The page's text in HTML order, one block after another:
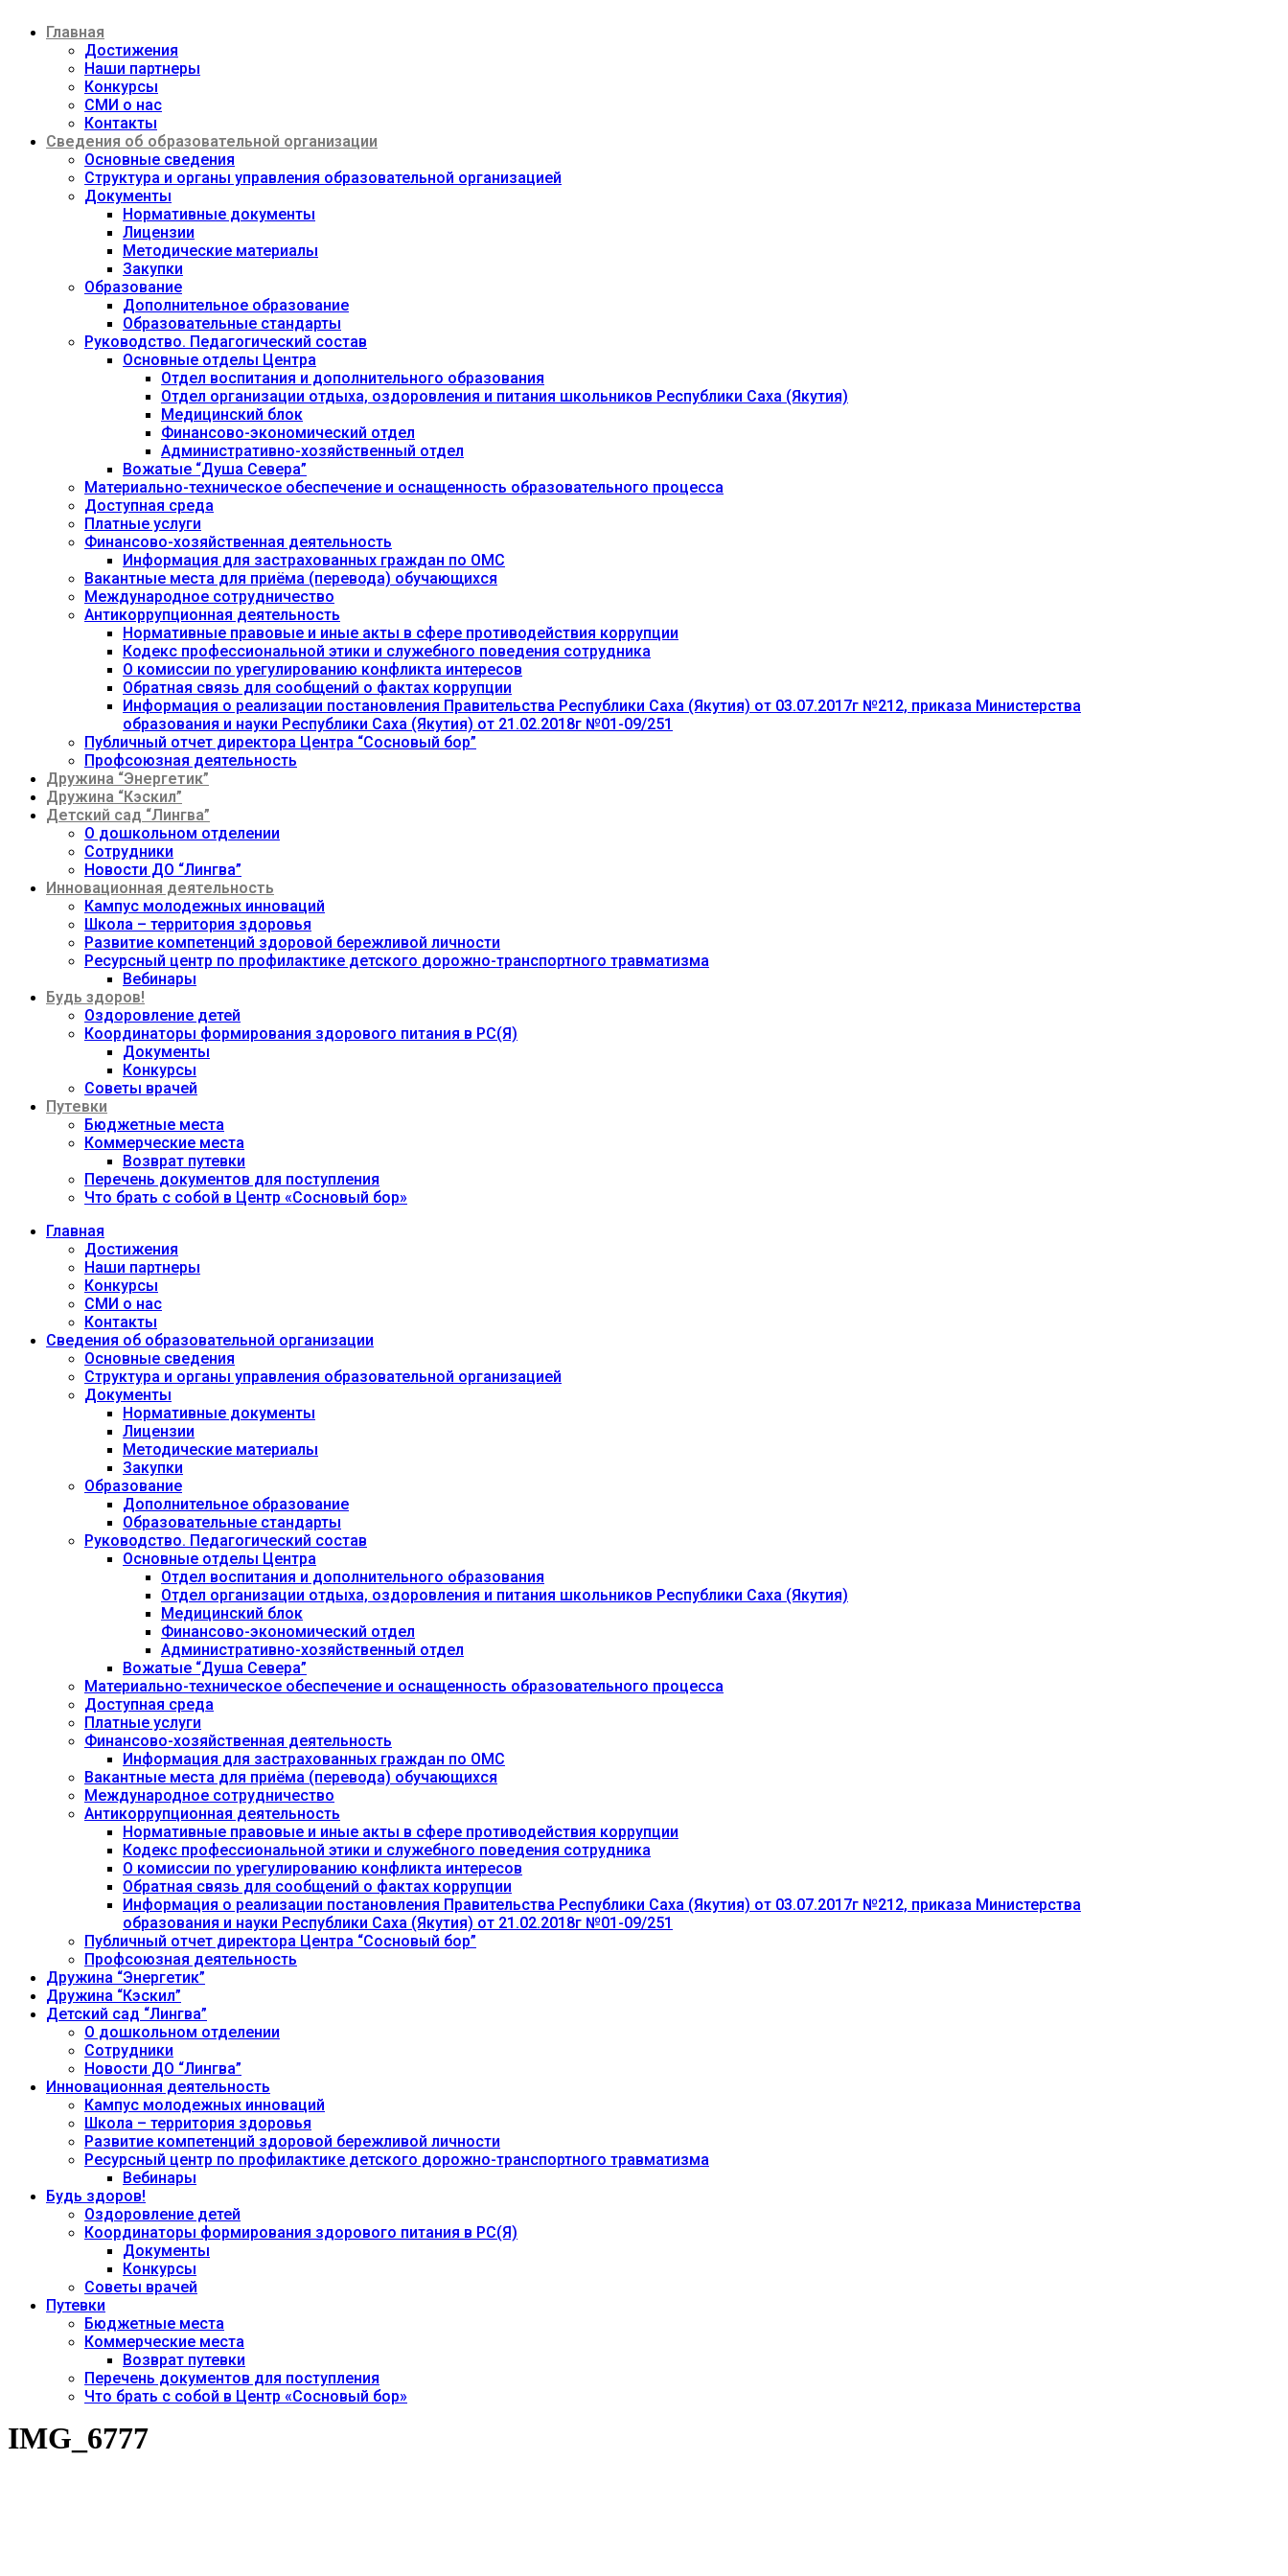
содержимому
Главная
Достижения
Наши партнеры
Конкурсы
СМИ о нас
Контакты
Сведения об образовательной организации
Основные сведения
Структура и органы управления образовательной организацией
Документы
Нормативные документы
Лицензии
Методические материалы
Закупки
Образование
Дополнительное образование
Образовательные стандарты
Руководство. Педагогический состав
Основные отделы Центра
Отдел воспитания и дополнительного образования
Отдел организации отдыха, оздоровления и питания школьников Республики Саха (Якутия)
Медицинский блок
Финансово-экономический отдел
Административно-хозяйственный отдел
Вожатые “Душа Севера”
Материально-техническое обеспечение и оснащенность образовательного процесса
Доступная среда
Платные услуги
Финансово-хозяйственная деятельность
Информация для застрахованных граждан по ОМС
Вакантные места для приёма (перевода) обучающихся
Международное сотрудничество
Антикоррупционная деятельность
Нормативные правовые и иные акты в сфере противодействия коррупции
Кодекс профессиональной этики и служебного поведения сотрудника
О комиссии по урегулированию конфликта интересов
Обратная связь для сообщений о фактах коррупции
Информация о реализации постановления Правительства Республики Саха (Якутия) от 03.07.2017г №212, приказа Министерства
образования и науки Республики Саха (Якутия) от 21.02.2018г №01-09/251
Публичный отчет директора Центра “Сосновый бор”
Профсоюзная деятельность
Дружина “Энергетик”
Дружина “Кэскил”
Детский сад “Лингва”
О дошкольном отделении
Сотрудники
Новости ДО “Лингва”
Инновационная деятельность
Кампус молодежных инноваций
Школа – территория здоровья
Развитие компетенций здоровой бережливой личности
Ресурсный центр по профилактике детского дорожно-транспортного травматизма
Вебинары
Будь здоров!
Оздоровление детей
Координаторы формирования здорового питания в РС(Я)
Документы
Конкурсы
Советы врачей
Путевки
Бюджетные места
Коммерческие места
Возврат путевки
Перечень документов для поступления
Что брать с собой в Центр «Сосновый бор»
Главная
Достижения
Наши партнеры
Конкурсы
СМИ о нас
Контакты
Сведения об образовательной организации
Основные сведения
Структура и органы управления образовательной организацией
Документы
Нормативные документы
Лицензии
Методические материалы
Закупки
Образование
Дополнительное образование
Образовательные стандарты
Руководство. Педагогический состав
Основные отделы Центра
Отдел воспитания и дополнительного образования
Отдел организации отдыха, оздоровления и питания школьников Республики Саха (Якутия)
Медицинский блок
Финансово-экономический отдел
Административно-хозяйственный отдел
Вожатые “Душа Севера”
Материально-техническое обеспечение и оснащенность образовательного процесса
Доступная среда
Платные услуги
Финансово-хозяйственная деятельность
Информация для застрахованных граждан по ОМС
Вакантные места для приёма (перевода) обучающихся
Международное сотрудничество
Антикоррупционная деятельность
Нормативные правовые и иные акты в сфере противодействия коррупции
Кодекс профессиональной этики и служебного поведения сотрудника
О комиссии по урегулированию конфликта интересов
Обратная связь для сообщений о фактах коррупции
Информация о реализации постановления Правительства Республики Саха (Якутия) от 03.07.2017г №212, приказа Министерства
образования и науки Республики Саха (Якутия) от 21.02.2018г №01-09/251
Публичный отчет директора Центра “Сосновый бор”
Профсоюзная деятельность
Дружина “Энергетик”
Дружина “Кэскил”
Детский сад “Лингва”
О дошкольном отделении
Сотрудники
Новости ДО “Лингва”
Инновационная деятельность
Кампус молодежных инноваций
Школа – территория здоровья
Развитие компетенций здоровой бережливой личности
Ресурсный центр по профилактике детского дорожно-транспортного травматизма
Вебинары
Будь здоров!
Оздоровление детей
Координаторы формирования здорового питания в РС(Я)
Документы
Конкурсы
Советы врачей
Путевки
Бюджетные места
Коммерческие места
Возврат путевки
Перечень документов для поступления
Что брать с собой в Центр «Сосновый бор»
IMG_6777